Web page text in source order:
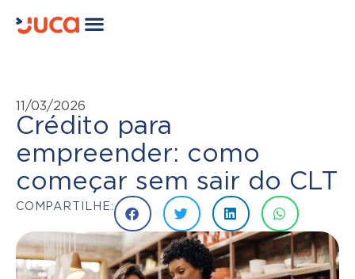
11/03/2026
Crédito para
empreender: como
começar sem sair do CLT
COMPARTILHE: